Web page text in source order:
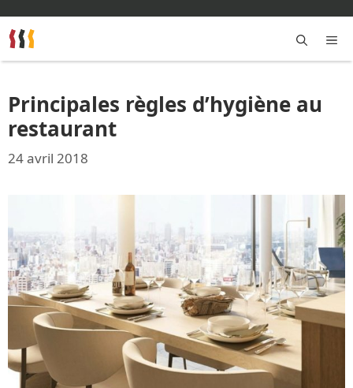
au
contenu
Principales règles d’hygiène au
restaurant
24 avril 2018